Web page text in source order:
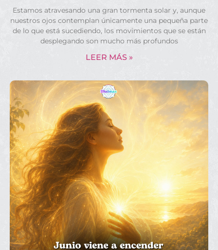
Estamos atravesando una gran tormenta solar y, aunque
nuestros ojos contemplan únicamente una pequeña parte
de lo que está sucediendo, los movimientos que se están
desplegando son mucho más profundos
LEER MÁS »